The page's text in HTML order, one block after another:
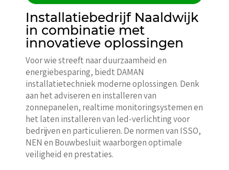
Installatiebedrijf Naaldwijk
in combinatie met
innovatieve oplossingen
Voor wie streeft naar duurzaamheid en
energiebesparing, biedt DAMAN
installatietechniek moderne oplossingen. Denk
aan het adviseren en installeren van
zonnepanelen, realtime monitoringsystemen en
het laten installeren van led-verlichting voor
bedrijven en particulieren. De normen van ISSO,
NEN en Bouwbesluit waarborgen optimale
veiligheid en prestaties.